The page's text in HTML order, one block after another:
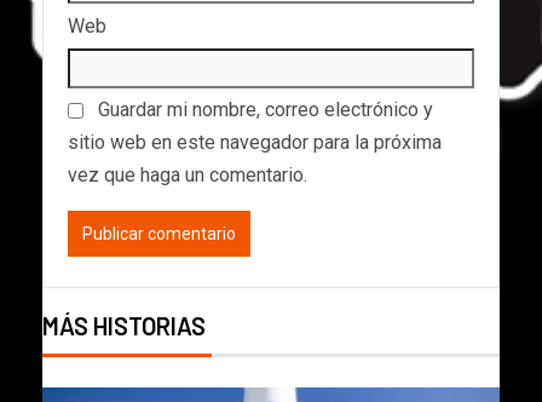
Web
Guardar mi nombre, correo electrónico y
sitio web en este navegador para la próxima
vez que haga un comentario.
MÁS HISTORIAS